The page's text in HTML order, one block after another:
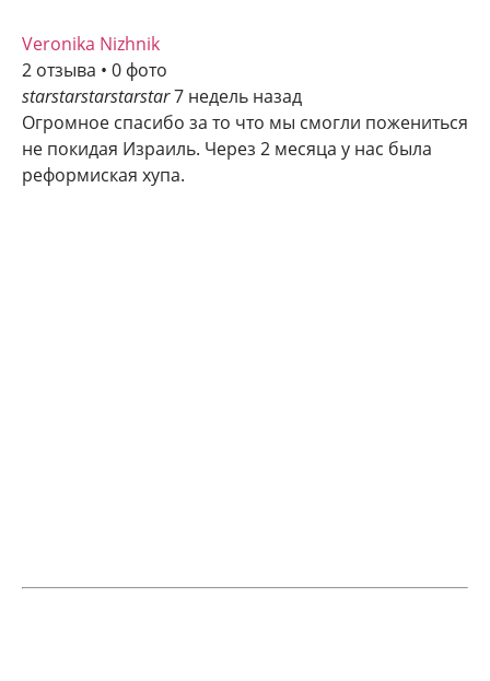
Veronika Nizhnik
2 отзыва • 0 фото
starstarstarstarstar7 недель назад
Огромное спасибо за то что мы смогли пожениться
не покидая Израиль. Через 2 месяца у нас была
реформиская хупа.